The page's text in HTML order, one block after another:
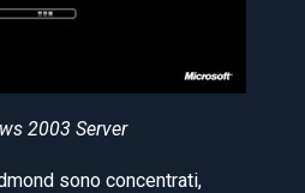
2003 Server
sono concentrati,